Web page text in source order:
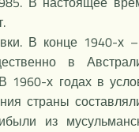
В конце 1940-х
в
х годах в
страны
из